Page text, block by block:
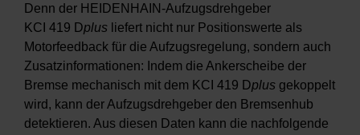
Denn der HEIDENHAIN-Aufzugsdrehgeber
KCI 419 Dplus liefert nicht nur Positionswerte als
Motorfeedback für die Aufzugsregelung, sondern auch
Zusatzinformationen: Indem die Ankerscheibe der
Bremse mechanisch mit dem KCI 419 Dplus gekoppelt
wird, kann der Aufzugsdrehgeber den Bremsenhub
detektieren. Aus diesen Daten kann die nachfolgende